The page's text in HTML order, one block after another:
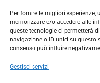
Per fornire le migliori
memorizzare e/o accedere alle
queste tecnologie ci permetterà
navigazione o ID unici su questo
consenso può influire
Gestisci servizi
La Società ha nominato il Responsabile della
adottate dalla nostra
Per